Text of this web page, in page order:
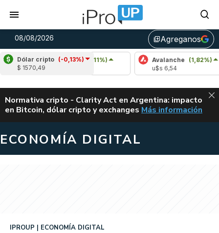
08/08/2026 library_addAgreganos
Dólar cripto (-0,13%)
$ 1570,49
Cardano
(0,11%)
u$s 0,20
Avalanche (1,82%)
ALERTA
Normativa cripto - Clarity Act en Argentina: impacto
en Bitcoin, dólar cripto y exchanges CLARITY ACT EN
Más información
ECONOMÍA DIGITAL
IPROUP ECONOMÍA DIGITAL